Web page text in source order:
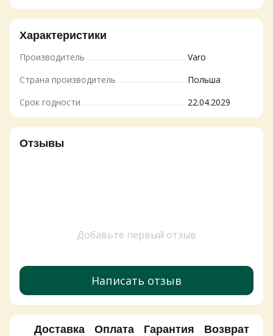
Характеристики
Производитель
Varo
Страна производитель
Польша
Срок годности
22.04.2029
Отзывы
Добавьте первый отзыв
Написать отзыв
Доставка Оплата Гарантия Возврат